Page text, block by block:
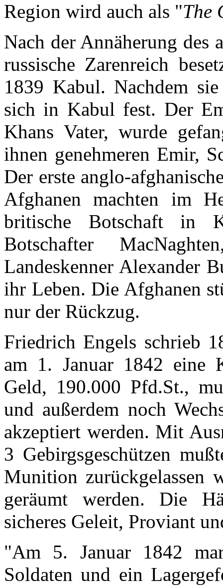
Region wird auch als "The
Nach der Annäherung des
russische Zarenreich
1839 Kabul. Nachdem
sich in Kabul fest. Der
Khans Vater, wurde
ihnen genehmeren Emir,
Der erste anglo-
Afghanen machten im
britische Botschaft in
Botschafter
Landeskenner Alexander
ihr Leben. Die Afghanen
nur der Rückzug.
Friedrich Engels schrieb
am 1. Januar 1842 eine
Geld, 190.000 Pfd.St.,
und außerdem noch
akzeptiert werden. Mit
3 Gebirgsgeschützen
Munition zurückgelassen
geräumt werden. Die
sicheres Geleit, Proviant
"Am 5. Januar 1842
Soldaten und ein